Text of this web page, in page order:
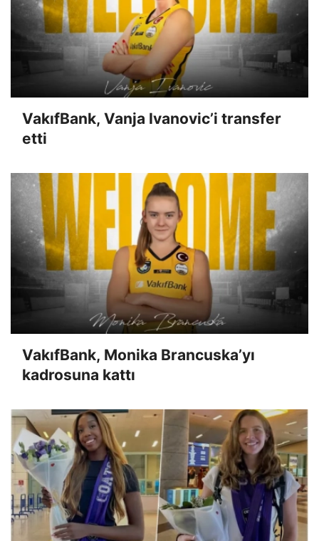
VakıfBank, Vanja Ivanovic’i transfer
etti
VakıfBank, Monika Brancuska’yı
kadrosuna kattı